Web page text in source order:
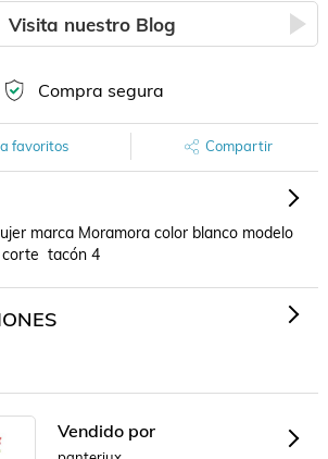
Visita nuestro Blog
Compra segura
favoritos Compartir
marca Moramora color blanco modelo
tacón 4
Vendido por